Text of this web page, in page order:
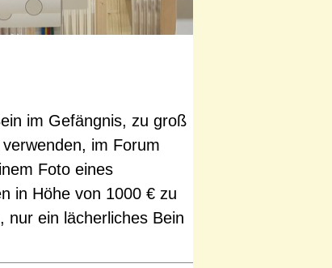
im Gefängnis, zu groß
im Forum
Foto eines
in Höhe von 1000 € zu
nur ein lächerliches Bein